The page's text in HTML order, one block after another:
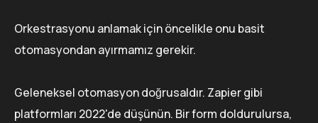
Orkestrasyonu anlamak için öncelikle onu basit
otomasyondan ayırmamız gerekir.
Geleneksel otomasyon doğrusaldır. Zapier gibi
platformları 2022'de düşünün. Bir form doldurulursa,